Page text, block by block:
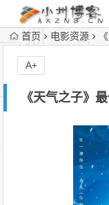
首页 电影资源
《天气之子》
A+